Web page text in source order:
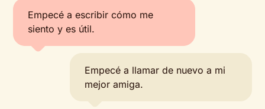
Empecé a escribir cómo me
siento y es útil.
Empecé a llamar de nuevo a mi
mejor amiga.